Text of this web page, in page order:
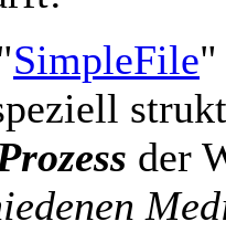
SimpleFile"
der